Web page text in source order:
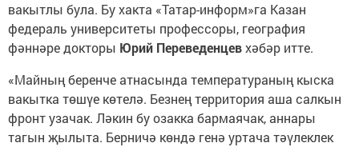
вакытлы була. Бу хакта «Татар-информ»га Казан
федераль университеты профессоры, география
фәннәре докторы Юрий Переведенцевхәбәр итте.
«Майның беренче атнасында температураның кыска
вакытка төшүе көтелә. Безнең территория аша салкын
фронт узачак. Ләкин бу озакка бармаячак, аннары
тагын җылыта. Берничә көндә генә уртача тәүлеклек